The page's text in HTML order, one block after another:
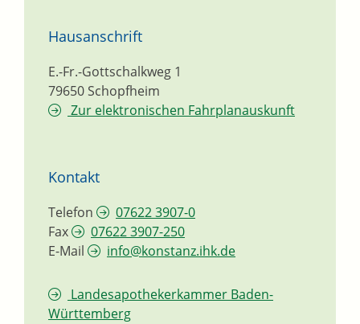
Hausanschrift
E.-Fr.-Gottschalkweg 1
79650Schopfheim
Zur elektronischen Fahrplanauskunft
Kontakt
Telefon
07622 3907-0
Fax
07622 3907-250
E-Mail
info@konstanz.ihk.de
Landesapothekerkammer Baden-
Württemberg